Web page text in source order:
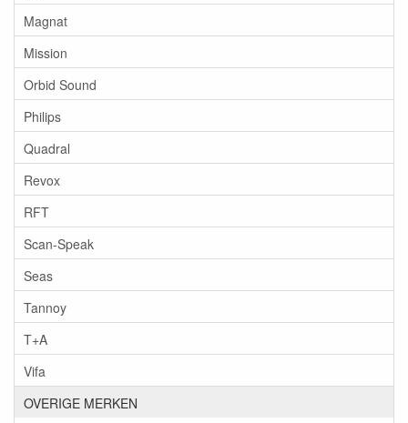
Magnat
Mission
Orbid Sound
Philips
Quadral
Revox
RFT
Scan-Speak
Seas
Tannoy
T+A
Vifa
OVERIGE MERKEN